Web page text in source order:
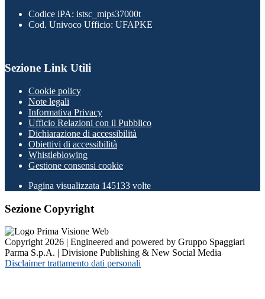
Codice iPA: istsc_mips37000t
Cod. Univoco Ufficio: UFAPKE
Sezione Link Utili
Cookie policy
Note legali
Informativa Privacy
Ufficio Relazioni con il Pubblico
Dichiarazione di accessibilità
Obiettivi di accessibilità
Whistleblowing
Gestione consensi cookie
Pagina visualizzata 145133 volte
Sezione Copyright
Copyright 2026 | Engineered and powered by Gruppo Spaggiari
Parma S.p.A. | Divisione Publishing & New Social Media
Disclaimer trattamento dati personali